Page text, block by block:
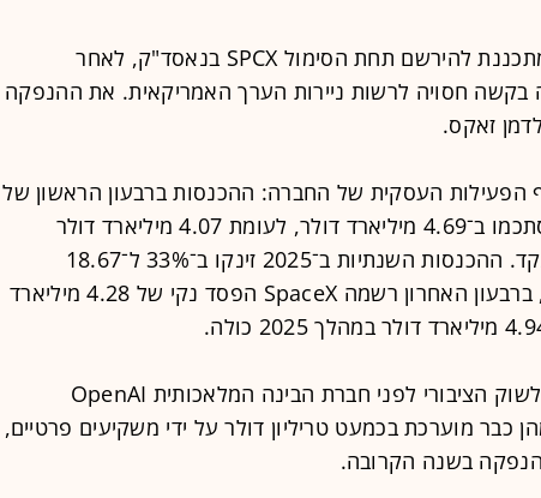
SpaceX מסרה כי היא מתכננת להירשם תחת הסימול SPCX בנאסד"ק, לאחר
בקשה חסויה לרשות ניירות הערך האמריקאית. את ההנפקה
זאקס.
העסקית של החברה: ההכנסות ברבעון הראשון של
השנה צמחו ב־15% והסתכמו ב־4.69 מיליארד דולר, לעומת 4.07 מיליארד דולר
בתקופה המקבילה אשתקד. ההכנסות השנתיות ב־2025 זינקו ב־33% ל־18.67
מיליארד דולר. לצד זאת, ברבעון האחרון רשמה SpaceX הפסד נקי של 4.28 מיליארד
SpaceX שואפת להגיע לשוק הציבורי לפני חברת הבינה המלאכותית OpenAI
כבר מוערכת בכמעט טריליון דולר על ידי משקיעים פרטיים,
בשנה הקרובה.